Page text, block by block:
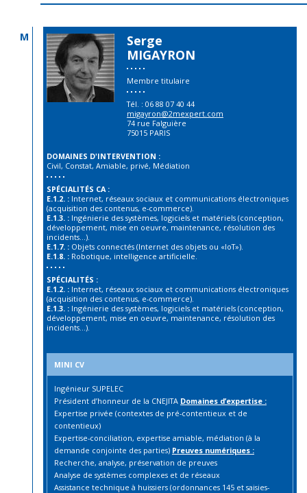
M
Serge
MIGAYRON
Membre titulaire
Tél. : 06 88 07 40 44
moc.trepxem2@noryagim
74 rue Falguière
75015 PARIS
DOMAINES D'INTERVENTION :
Civil, Constat, Amiable, privé, Médiation
SPÉCIALITÉS CA :
E.1.2. : Internet, réseaux sociaux et communications électroniques
(acquisition des contenus, e-commerce).
E.1.3. : Ingénierie des systèmes, logiciels et matériels (conception,
développement, mise en oeuvre, maintenance, résolution des
incidents…).
E.1.7. : Objets connectés (Internet des objets ou «IoT»).
E.1.8. : Robotique, intelligence artificielle.
SPÉCIALITÉS :
E.1.2. : Internet, réseaux sociaux et communications électroniques
(acquisition des contenus, e-commerce).
E.1.3. : Ingénierie des systèmes, logiciels et matériels (conception,
développement, mise en oeuvre, maintenance, résolution des
incidents…).
MINI CV
Ingénieur SUPELEC
Président d’honneur de la CNEJITA Domaines d’expertise :
Expertise privée (contextes de pré-contentieux et de
contentieux)
Expertise-conciliation, expertise amiable, médiation (à la
demande conjointe des parties) Preuves numériques :
Recherche, analyse, préservation de preuves
Analyse de systèmes complexes et de réseaux
Assistance technique à huissiers (ordonnances 145 et saisies-